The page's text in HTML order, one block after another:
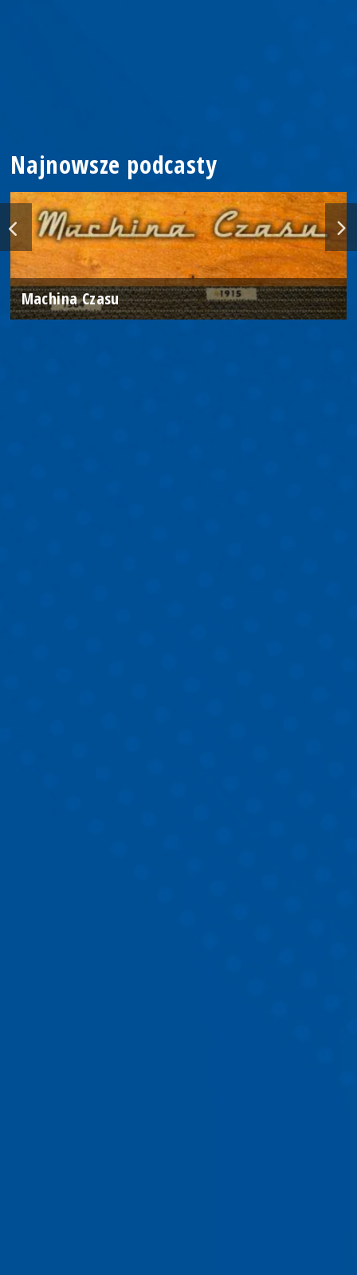
Najnowsze podcasty
Machina Czasu